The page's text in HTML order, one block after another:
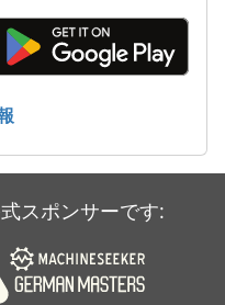
スポンサーです: